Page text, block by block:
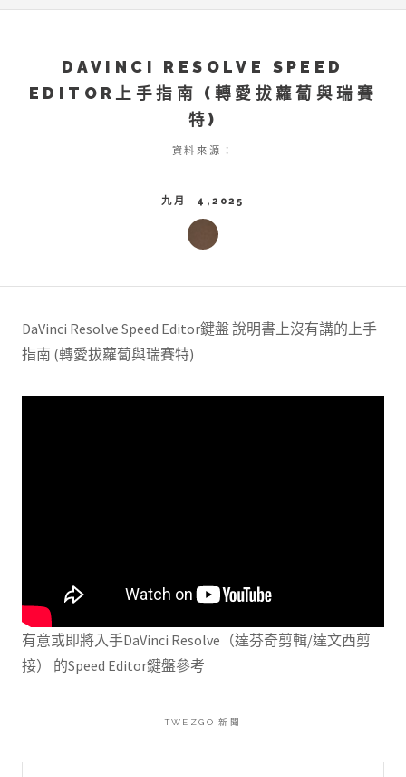
DAVINCI RESOLVE SPEED
EDITOR上手指南 (轉愛拔蘿蔔與瑞賽
特)
資料來源：
九月 4,2025
DaVinci Resolve Speed Editor鍵盤 說明書上沒有講的上手
指南 (轉愛拔蘿蔔與瑞賽特)
有意或即將入手DaVinci Resolve（達芬奇剪輯/達文西剪
接） 的Speed Editor鍵盤參考
TWEZGO 新聞